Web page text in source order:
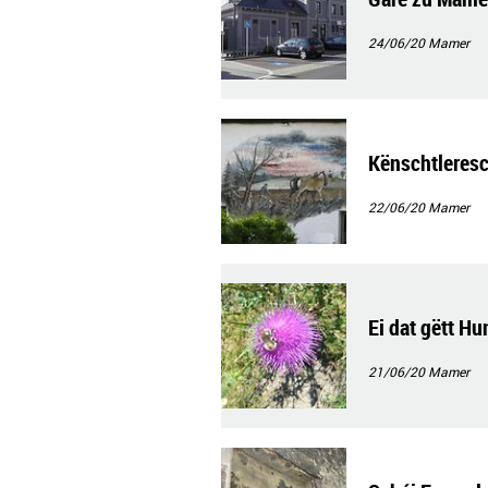
24/06/20Mamer
22/06/20Mamer
Ei dat gëtt
21/06/20Mamer